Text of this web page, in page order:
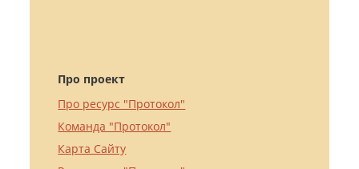
Про проект
Про ресурс "Протокол"
Команда "Протокол"
Карта Сайту